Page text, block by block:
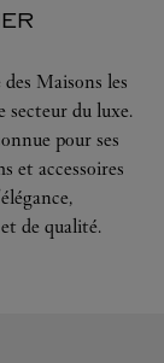
Maisons les
secteur du luxe.
pour ses
et accessoires
de qualité.